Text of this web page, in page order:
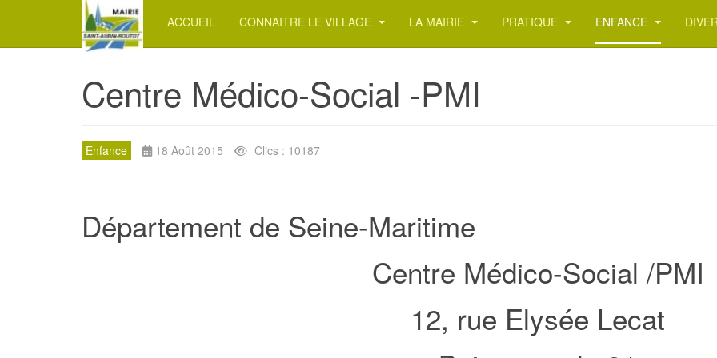
ACCUEIL CONNAITRE LE VILLAGE LA MAIRIE PRATIQUE ENFANCE
Centre Médico-Social -PMI
Enfance 18 Août 2015 Clics : 10187
Département de Seine-Maritime
Centre Médico-Social /PMI
12, rue Elysée Lecat